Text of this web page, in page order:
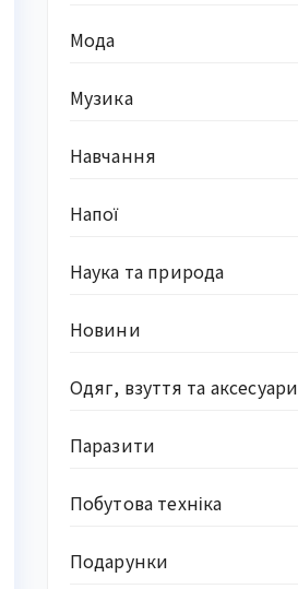
Мода
Музика
Навчання
Напої
Наука та природа
Новини
Одяг, взуття та аксесуари
Паразити
Побутова техніка
Подарунки